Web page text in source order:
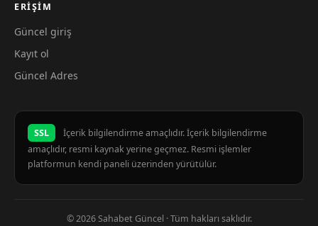
ERIŞIM
Güncel giriş
Kayıt ol
Güncel Adres
SSL
İçerik bilgilendirme amaçlıdır. İçerik bilgilendirme
amaçlıdır, resmi kaynak yerine geçmez. Resmi işlemler
platformun kendi paneli üzerinden yürütülür.
© 2026 Sahabet Güncel · Tüm hakları saklıdır.